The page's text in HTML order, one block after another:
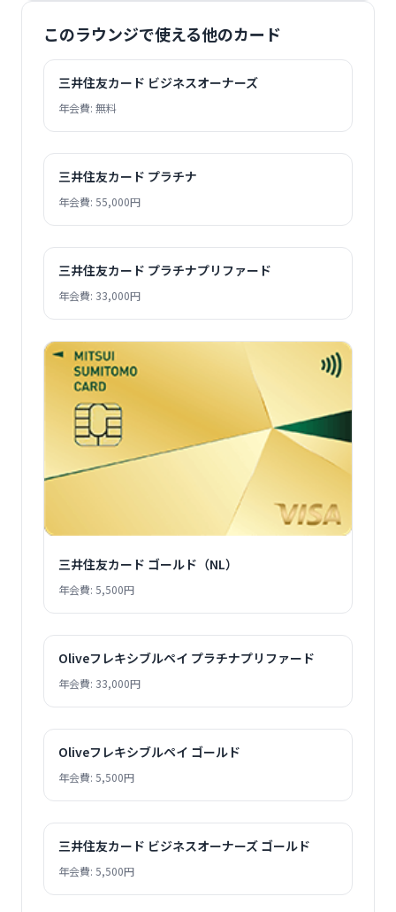
このラウンジで使える他のカード
三井住友カード ビジネスオーナーズ
年会費: 無料
三井住友カード プラチナ
年会費: 55,000円
三井住友カード プラチナプリファード
年会費: 33,000円
三井住友カード ゴールド（NL）
年会費: 5,500円
Oliveフレキシブルペイ プラチナプリファード
年会費: 33,000円
Oliveフレキシブルペイ ゴールド
年会費: 5,500円
三井住友カード ビジネスオーナーズ ゴールド
年会費: 5,500円